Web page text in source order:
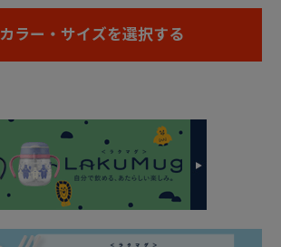
カラー・サイズを選択する